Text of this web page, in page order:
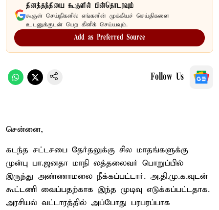
தினத்தந்தியை கூகுளில் பின்தொடரவும்
கூகுள் செய்திகளில் எங்களின் முக்கியச் செய்திகளை
உடனுக்குடன் பெற கிளிக் செய்யவும்.
Add as Preferred Source
Follow Us
சென்னை,
கடந்த சட்டசபை தேர்தலுக்கு சில மாதங்களுக்கு
முன்பு பா.ஜனதா மாநி லத்தலைவர் பொறுப்பில்
இருந்து அண்ணாமலை நீக்கப்பட்டார். அ.தி.மு.க.வுடன்
கூட்டணி வைப்பதற்காக இந்த முடிவு எடுக்கப்பட்டதாக.
அரசியல் வட்டாரத்தில் அப்போது பரபரப்பாக